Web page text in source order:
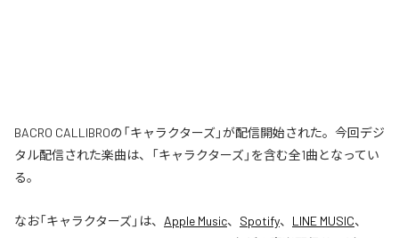
BACRO CALLIBROの「キャラクターズ」が配信開始された。今回デジ
タル配信された楽曲は、「キャラクターズ」を含む全1曲となってい
る。
なお「キャラクターズ」は、 Apple Music、 Spotify、 LINE MUSIC、